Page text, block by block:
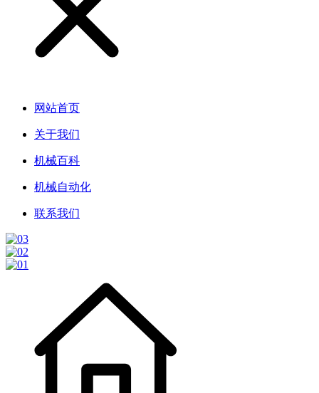
网站首页
关于我们
机械百科
机械自动化
联系我们